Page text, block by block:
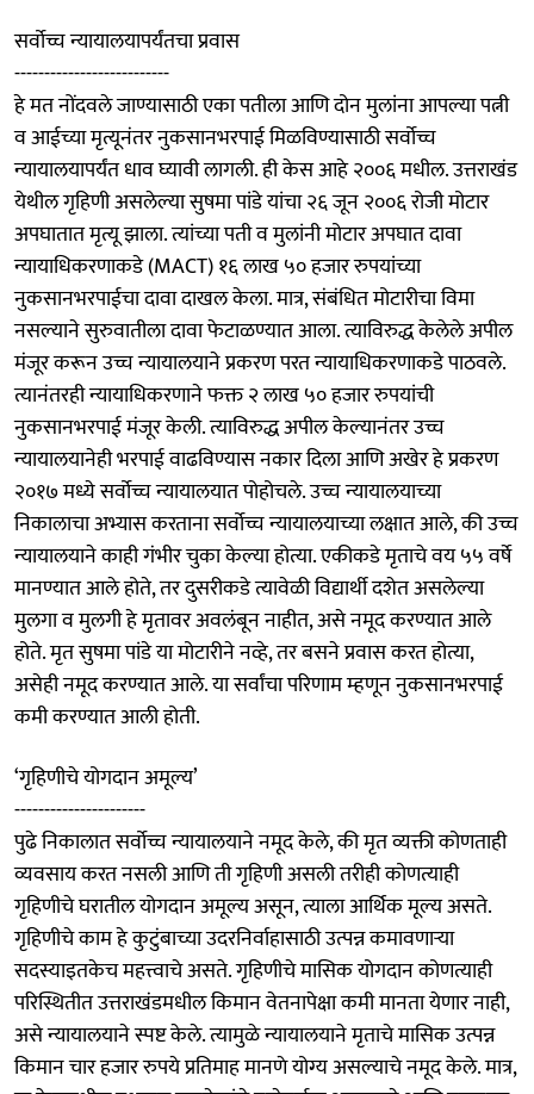
सर्वोच्च न्यायालयापर्यंतचा प्रवास
--------------------------
हे मत नोंदवले जाण्यासाठी एका पतीला आणि दोन मुलांना आपल्या पत्नी
व आईच्या मृत्यूनंतर नुकसानभरपाई मिळविण्यासाठी सर्वोच्च
न्यायालयापर्यंत धाव घ्यावी लागली. ही केस आहे २००६ मधील. उत्तराखंड
येथील गृहिणी असलेल्या सुषमा पांडे यांचा २६ जून २००६ रोजी मोटार
अपघातात मृत्यू झाला. त्यांच्या पती व मुलांनी मोटार अपघात दावा
न्यायाधिकरणाकडे (MACT) १६ लाख ५० हजार रुपयांच्या
नुकसानभरपाईचा दावा दाखल केला. मात्र, संबंधित मोटारीचा विमा
नसल्याने सुरुवातीला दावा फेटाळण्यात आला. त्याविरुद्ध केलेले अपील
मंजूर करून उच्च न्यायालयाने प्रकरण परत न्यायाधिकरणाकडे पाठवले.
त्यानंतरही न्यायाधिकरणाने फक्त २ लाख ५० हजार रुपयांची
नुकसानभरपाई मंजूर केली. त्याविरुद्ध अपील केल्यानंतर उच्च
न्यायालयानेही भरपाई वाढविण्यास नकार दिला आणि अखेर हे प्रकरण
२०१७ मध्ये सर्वोच्च न्यायालयात पोहोचले. उच्च न्यायालयाच्या
निकालाचा अभ्यास करताना सर्वोच्च न्यायालयाच्या लक्षात आले, की उच्च
न्यायालयाने काही गंभीर चुका केल्या होत्या. एकीकडे मृताचे वय ५५ वर्षे
मानण्यात आले होते, तर दुसरीकडे त्यावेळी विद्यार्थी दशेत असलेल्या
मुलगा व मुलगी हे मृतावर अवलंबून नाहीत, असे नमूद करण्यात आले
होते. मृत सुषमा पांडे या मोटारीने नव्हे, तर बसने प्रवास करत होत्या,
असेही नमूद करण्यात आले. या सर्वांचा परिणाम म्हणून नुकसानभरपाई
कमी करण्यात आली होती.
‘गृहिणीचे योगदान अमूल्य’
----------------------
पुढे निकालात सर्वोच्च न्यायालयाने नमूद केले, की मृत व्यक्ती कोणताही
व्यवसाय करत नसली आणि ती गृहिणी असली तरीही कोणत्याही
गृहिणीचे घरातील योगदान अमूल्य असून, त्याला आर्थिक मूल्य असते.
गृहिणीचे काम हे कुटुंबाच्या उदरनिर्वाहासाठी उत्पन्न कमावणाऱ्या
सदस्याइतकेच महत्त्वाचे असते. गृहिणीचे मासिक योगदान कोणत्याही
परिस्थितीत उत्तराखंडमधील किमान वेतनापेक्षा कमी मानता येणार नाही,
असे न्यायालयाने स्पष्ट केले. त्यामुळे न्यायालयाने मृताचे मासिक उत्पन्न
किमान चार हजार रुपये प्रतिमाह मानणे योग्य असल्याचे नमूद केले. मात्र,